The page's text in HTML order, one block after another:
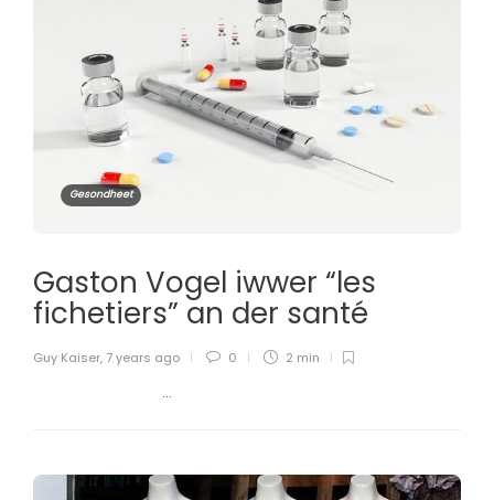
Gesondheet
Gaston Vogel iwwer “les
fichetiers” an der santé
Guy Kaiser, 7 years ago 0 2 min
...